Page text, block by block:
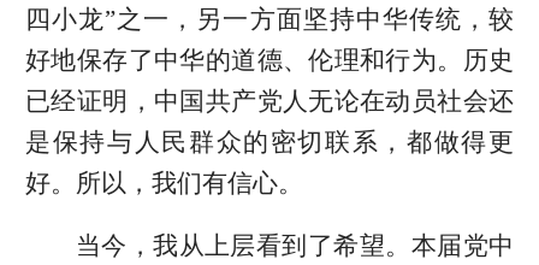
四小龙”之一，另一方面坚持中华传统，较
好地保存了中华的道德、伦理和行为。历史
已经证明，中国共产党人无论在动员社会还
是保持与人民群众的密切联系，都做得更
好。所以，我们有信心。
当今，我从上层看到了希望。本届党中